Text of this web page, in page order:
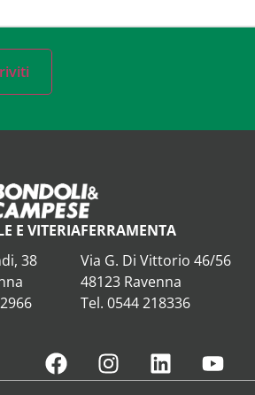
E VITERIA
38
FERRAMENTA
Via G. Di Vittorio 46/56
48123 Ravenna
Tel. 0544 218336